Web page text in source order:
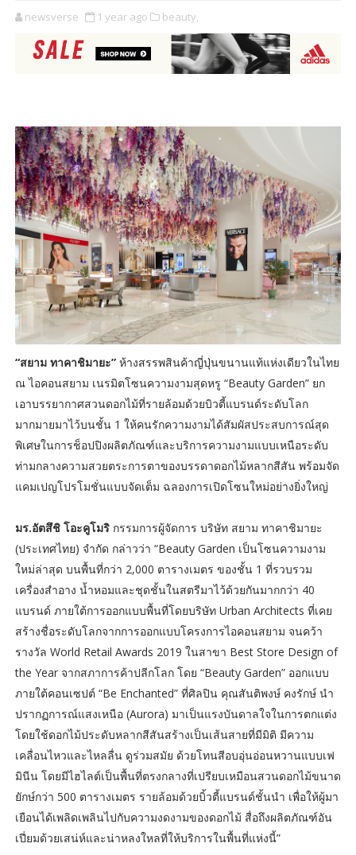
newsverse 1 year ago beauty,
“สยาม ทาคาชิมายะ” ห้างสรรพสินค้าญี่ปุ่นขนานแท้แห่งเดียวในไทย
ณ ไอคอนสยาม เนรมิตโซนความงามสุดหรู “Beauty Garden” ยก
เอาบรรยากาศสวนดอกไม้ที่รายล้อมด้วยบิวตี้แบรนด์ระดับโลก
มากมายมาไว้บนชั้น 1 ให้คนรักความงามได้สัมผัสประสบการณ์สุด
พิเศษในการช็อปปิงผลิตภัณฑ์และบริการความงามแบบเหนือระดับ
ท่ามกลางความสวยตระการตาของบรรดาดอกไม้หลากสีสัน พร้อมจัด
แคมเปญโปรโมชั่นแบบจัดเต็ม ฉลองการเปิดโซนใหม่อย่างยิ่งใหญ่
มร.อัตสึชิ โอะคูโมริ กรรมการผู้จัดการ บริษัท สยาม ทาคาชิมายะ
(ประเทศไทย) จำกัด กล่าวว่า “Beauty Garden เป็นโซนความงาม
ใหม่ล่าสุด บนพื้นที่กว่า 2,000 ตารางเมตร ของชั้น 1 ที่รวบรวม
เครื่องสำอาง น้ำหอมและชุดชั้นในสตรีมาไว้ด้วยกันมากกว่า 40
แบรนด์ ภายใต้การออกแบบพื้นที่โดยบริษัท Urban Architects ที่เคย
สร้างชื่อระดับโลกจากการออกแบบโครงการไอคอนสยาม จนคว้า
รางวัล World Retail Awards 2019 ในสาขา Best Store Design of
the Year จากสภาการค้าปลีกโลก โดย “Beauty Garden” ออกแบบ
ภายใต้คอนเซปต์ “Be Enchanted” ที่ศิลปิน คุณสันติพงษ์ คงรักษ์ นำ
ปรากฏการณ์แสงเหนือ (Aurora) มาเป็นแรงบันดาลใจในการตกแต่ง
โดยใช้ดอกไม้ประดับหลากสีสันสร้างเป็นเส้นสายที่มีมิติ มีความ
เคลื่อนไหวและไหลลื่น ดูร่วมสมัย ด้วยโทนสีอบอุ่นอ่อนหวานแบบเฟ
มินีน โดยมีไฮไลต์เป็นพื้นที่ตรงกลางที่เปรียบเหมือนสวนดอกไม้ขนาด
ยักษ์กว่า 500 ตารางเมตร รายล้อมด้วยบิ้วตี้แบรนด์ชั้นนำ เพื่อให้ผู้มา
เยือนได้เพลิดเพลินไปกับความงดงามของดอกไม้ สื่อถึงผลิตภัณฑ์อัน
เปี่ยมด้วยเสน่ห์และน่าหลงใหลที่ให้บริการในพื้นที่แห่งนี้”